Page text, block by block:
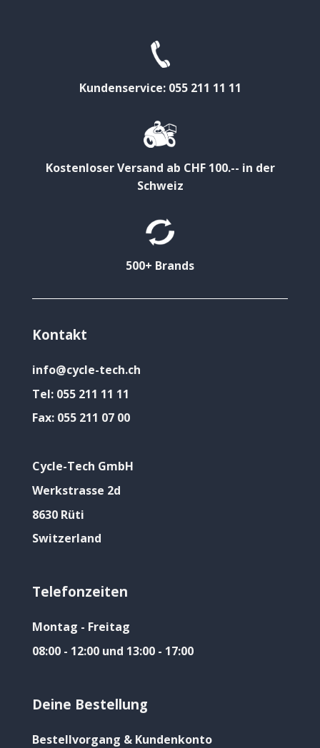
Kundenservice: 055 211 11 11
Kostenloser Versand ab CHF 100.-- in der
Schweiz
500+ Brands
Kontakt
info@cycle-tech.ch
Tel: 055 211 11 11
Fax: 055 211 07 00
Cycle-Tech GmbH
Werkstrasse 2d
8630 Rüti
Switzerland
Telefonzeiten
Montag - Freitag
08:00 - 12:00 und 13:00 - 17:00
Deine Bestellung
Bestellvorgang & Kundenkonto